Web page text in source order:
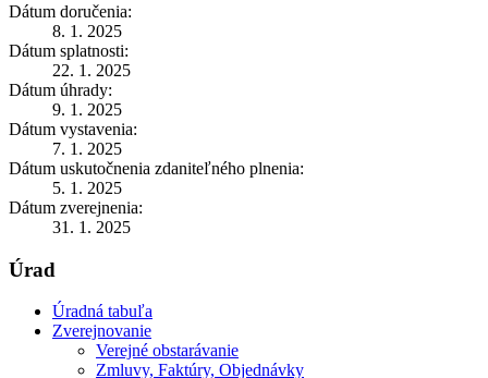
Dátum doručenia:
8. 1. 2025
Dátum splatnosti:
22. 1. 2025
Dátum úhrady:
9. 1. 2025
Dátum vystavenia:
7. 1. 2025
Dátum uskutočnenia zdaniteľného plnenia:
5. 1. 2025
Dátum zverejnenia:
31. 1. 2025
Úrad
Úradná tabuľa
Zverejnovanie
Verejné obstarávanie
Zmluvy, Faktúry, Objednávky